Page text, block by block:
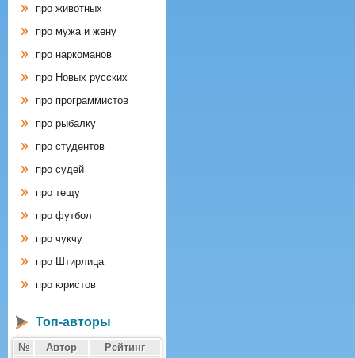
про животных
про мужа и жену
про наркоманов
про Новых русских
про программистов
про рыбалку
про студентов
про судей
про тещу
про футбол
про чукчу
про Штирлица
про юристов
Топ-авторы
№ Автор
Рейтинг